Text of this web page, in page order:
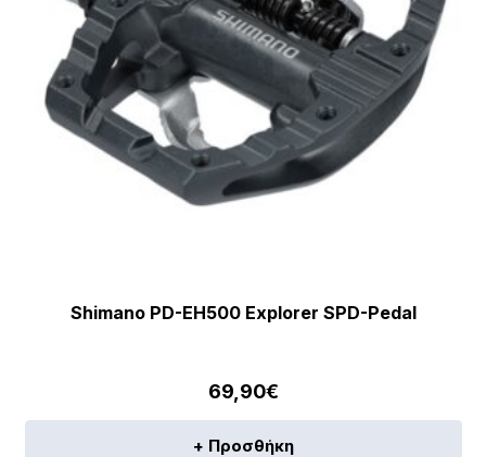
Shimano PD-EH500 Explorer SPD-Pedal
69,90€
+ Προσθήκη